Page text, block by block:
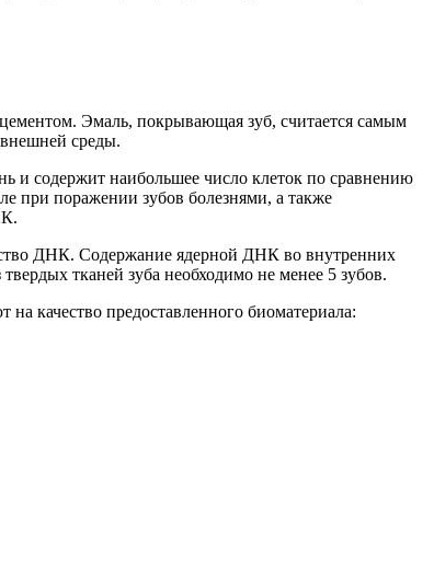
Эмаль, покрывающая зуб, считается самым
среды.
и содержит наибольшее число клеток по сравнению
при поражении зубов болезнями, а также
ДНК. Содержание ядерной ДНК во внутренних
тканей зуба необходимо не менее 5 зубов.
качество предоставленного биоматериала: